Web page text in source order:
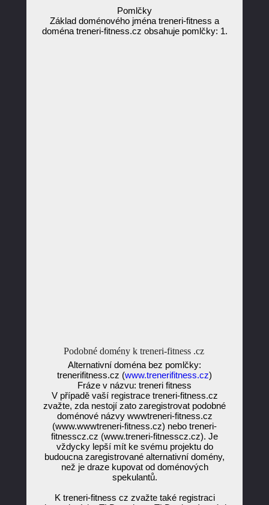
Pomlčky
Základ doménového jména treneri-fitness a
doména treneri-fitness.cz obsahuje pomlčky: 1.
Podobné domény k treneri-fitness .cz
Alternativní doména bez pomlčky:
trenerifitness.cz (www.trenerifitness.cz)
Fráze v názvu: treneri fitness
V případě vaší registrace treneri-fitness.cz
zvažte, zda nestojí zato zaregistrovat podobné
doménové názvy wwwtreneri-fitness.cz
(www.wwwtreneri-fitness.cz) nebo treneri-
fitnesscz.cz (www.treneri-fitnesscz.cz). Je
vždycky lepší mít ke svému projektu do
budoucna zaregistrované alternativní domény,
než je draze kupovat od doménových
spekulantů.
K treneri-fitness cz zvažte také registraci